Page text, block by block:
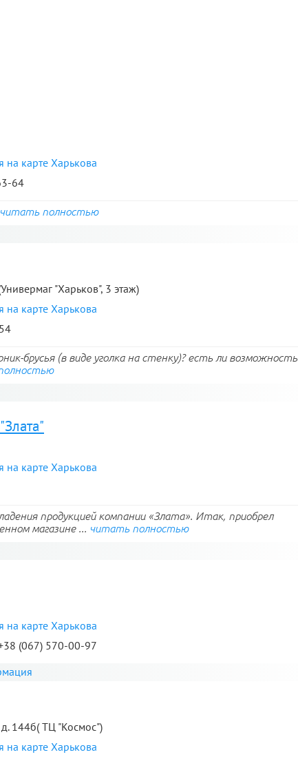
на карте Харькова
64
читать полностью
"Харьков", 3 этаж)
на карте Харькова
брусья (в виде уголка на стенку)? есть ли возможность
на карте Харькова
продукцией компании «Злата». Итак, приобрел
магазине ... читать полностью
на карте Харькова
(067) 570-00-97
д. 144б( ТЦ "Космос")
на карте Харькова